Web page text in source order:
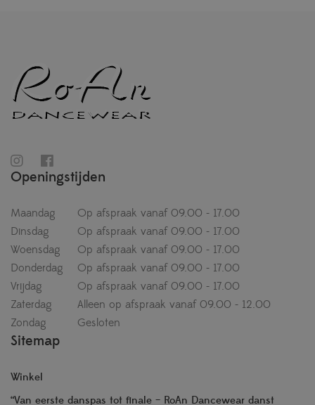
Openingstijden
Maandag
Op afspraak vanaf 09.00 - 17.00
Dinsdag
Op afspraak vanaf 09.00 - 17.00
Woensdag
Op afspraak vanaf 09.00 - 17.00
Donderdag
Op afspraak vanaf 09.00 - 17.00
Vrijdag
Op afspraak vanaf 09.00 - 17.00
Zaterdag
Alleen op afspraak vanaf 09.00 - 12.00
Zondag
Gesloten
Sitemap
Winkel
“Van eerste danspas tot finale – RoAn Dancewear danst